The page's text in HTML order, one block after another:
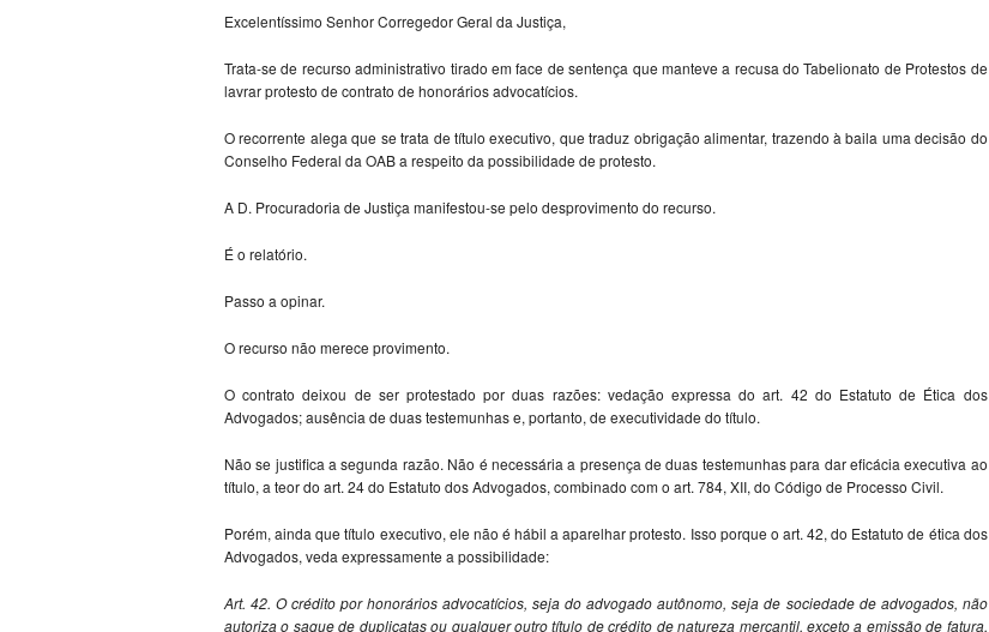
Excelentíssimo Senhor Corregedor Geral da Justiça,
Trata-se de recurso administrativo tirado em face de sentença que manteve a recusa do Tabelionato de Protestos de
lavrar protesto de contrato de honorários advocatícios.
O recorrente alega que se trata de título executivo, que traduz obrigação alimentar, trazendo à baila uma decisão do
Conselho Federal da OAB a respeito da possibilidade de protesto.
A D. Procuradoria de Justiça manifestou-se pelo desprovimento do recurso.
É o relatório.
Passo a opinar.
O recurso não merece provimento.
O contrato deixou de ser protestado por duas razões: vedação expressa do art. 42 do Estatuto de Ética dos
Advogados; ausência de duas testemunhas e, portanto, de executividade do título.
Não se justifica a segunda razão. Não é necessária a presença de duas testemunhas para dar eficácia executiva ao
título, a teor do art. 24 do Estatuto dos Advogados, combinado com o art. 784, XII, do Código de Processo Civil.
Porém, ainda que título executivo, ele não é hábil a aparelhar protesto. Isso porque o art. 42, do Estatuto de ética dos
Advogados, veda expressamente a possibilidade:
Art. 42. O crédito por honorários advocatícios, seja do advogado autônomo, seja de sociedade de advogados, não
autoriza o saque de duplicatas ou qualquer outro título de crédito de natureza mercantil, exceto a emissão de fatura,